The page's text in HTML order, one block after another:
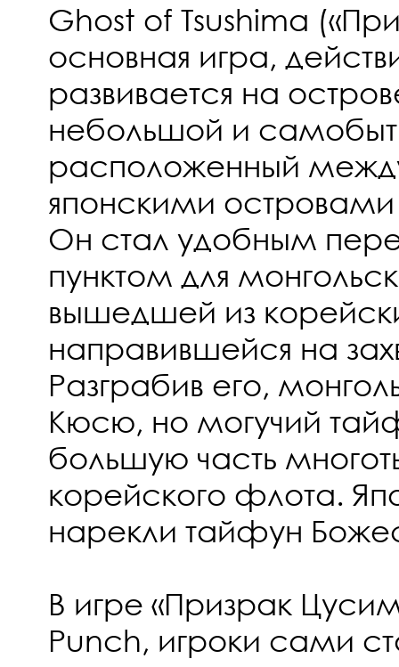
Ghost of Tsushima
основная игра,
развивается на
небольшой и
расположенный
японскими
Он стал удобным
пунктом для
вышедшей из
направившейся на
Разграбив его,
Кюсю, но могучий
большую часть
корейского флота.
нарекли тайфун
В игре «Призрак
Punch, игроки сами